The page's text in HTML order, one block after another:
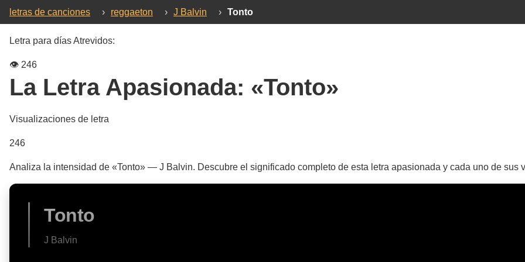
letras de canciones › reggaeton › J Balvin › Tonto
Letra para días Atrevidos:
👁️ 246
La Letra Apasionada: «Tonto»
Visualizaciones de letra
246
Analiza la intensidad de «Tonto» — J Balvin. Descubre el significado completo de esta letra apasionada y cada uno de sus
Tonto
J Balvin